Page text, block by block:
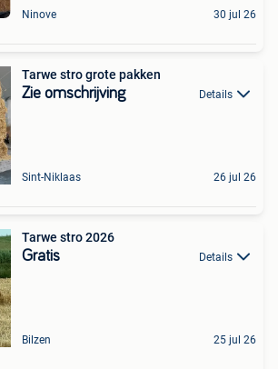
Ninove 30 jul 26
Tarwe stro grote pakken
Zie omschrijving Details
Sint-Niklaas 26 jul 26
Tarwe stro 2026
Gratis Details
Bilzen 25 jul 26